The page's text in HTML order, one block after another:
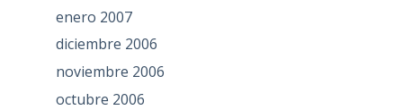
enero 2007
diciembre 2006
noviembre 2006
octubre 2006